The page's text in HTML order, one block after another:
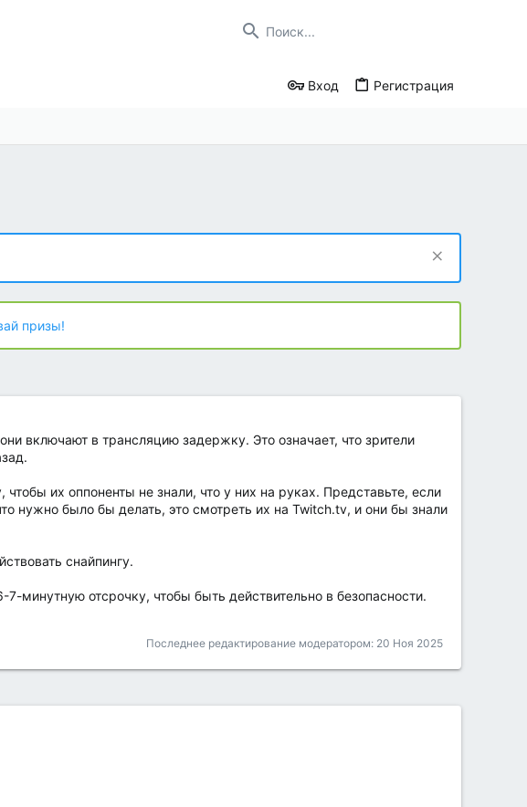
Вход Регистрация
призы!
включают в трансляцию задержку. Это означает, что зрители
их оппоненты не знали, что у них на руках. Представьте, если
нужно было бы делать, это смотреть их на Twitch.tv, и они бы знали
снайпингу.
минутную отсрочку, чтобы быть действительно в безопасности.
Последнее редактирование модератором: 20 Ноя 2025